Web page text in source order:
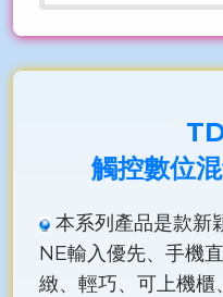
觸控數位
本系列產品是款新
NE輸入優先、手機
緻、輕巧、可上機